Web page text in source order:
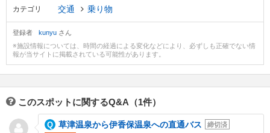
カテゴリ 交通 乗り物
登録者 kunyu さん
※施設情報については、時間の経過による変化などにより、必ずしも正確でない情
報が当サイトに掲載されている可能性があります。
このスポットに関するQ&A（1件）
草津温泉から伊香保温泉への直通バス
締切済